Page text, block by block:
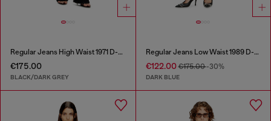
Regular Jeans High Waist 1971 D-Sent
€175.00
BLACK/DARK GREY
Regular Jeans Low Waist 1989 D-Mine
€122.00€175.00-30%
DARK BLUE